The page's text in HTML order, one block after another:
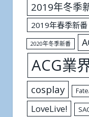
2019年冬季
2019年春季新番
2020年冬季新番
ACG業
cosplay
LoveLive!